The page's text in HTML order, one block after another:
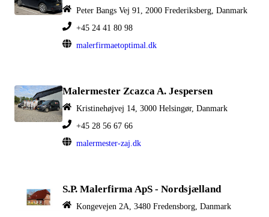
Peter Bangs Vej 91, 2000 Frederiksberg, Danmark
+45 24 41 80 98
malerfirmaetoptimal.dk
Malermester Zcazca A. Jespersen
Kristinehøjvej 14, 3000 Helsingør, Danmark
+45 28 56 67 66
malermester-zaj.dk
S.P. Malerfirma ApS - Nordsjælland
Kongevejen 2A, 3480 Fredensborg, Danmark